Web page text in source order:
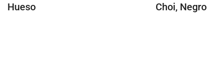
Hueso
Choi, Negro